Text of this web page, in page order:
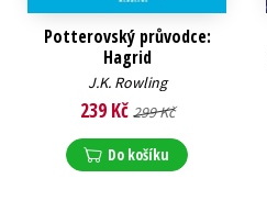
Potterovský průvodce:
Hagrid
J.K. Rowling
239 Kč 299 Kč
Do košíku